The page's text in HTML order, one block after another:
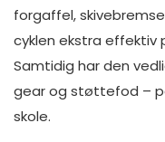
forgaffel,
cyklen ekstra
Samtidig har den
gear og støttefod –
skole.